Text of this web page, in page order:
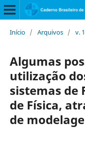
Início / Arquivos / v.
Algumas
utilização
sistemas de
de Física,
de